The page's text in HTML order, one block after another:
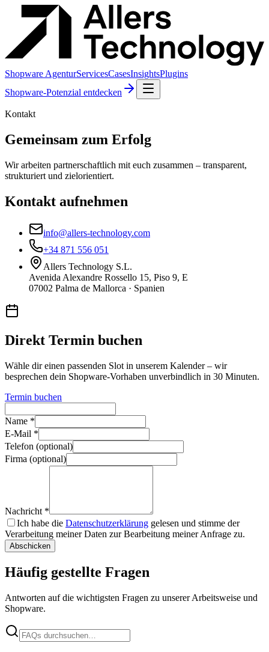
Shopware AgenturServicesCasesInsightsPlugins
Shopware-Potenzial entdecken
Kontakt
Gemeinsam zum Erfolg
Wir arbeiten partnerschaftlich mit euch zusammen – transparent,
strukturiert und zielorientiert.
Kontakt aufnehmen
info@allers-technology.com
+34 871 556 051
Allers Technology S.L.
Avenida Alexandre Rossello 15, Piso 9, E
07002 Palma de Mallorca · Spanien
Direkt Termin buchen
Wähle dir einen passenden Slot in unserem Kalender – wir
besprechen dein Shopware-Vorhaben unverbindlich in 30 Minuten.
Termin buchen
Name *
E-Mail *
Telefon (optional)
Firma (optional)
Nachricht *
Ich habe die Datenschutzerklärung gelesen und stimme der
Verarbeitung meiner Daten zur Bearbeitung meiner Anfrage zu.
Abschicken
Häufig gestellte Fragen
Antworten auf die wichtigsten Fragen zu unserer Arbeitsweise und
Shopware.